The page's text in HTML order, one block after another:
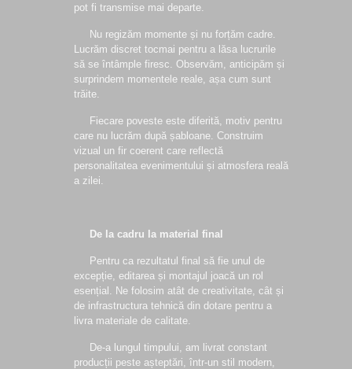
pot fi transmise mai departe.
Nu regizăm momente și nu forțăm cadre.
Lucrăm discret tocmai pentru a lăsa lucrurile
să se întâmple firesc. Observăm, anticipăm și
surprindem momentele reale, așa cum sunt
trăite.
Fiecare poveste este diferită, motiv pentru
care nu lucrăm după șabloane. Construim
vizual un fir coerent care reflectă
personalitatea evenimentului și atmosfera reală
a zilei.
De la cadru la material final
Pentru ca rezultatul final să fie unul de
excepție, editarea și montajul joacă un rol
esențial. Ne folosim atât de creativitate, cât și
de infrastructura tehnică din dotare pentru a
livra materiale de calitate.
De-a lungul timpului, am livrat constant
producții peste așteptări, într-un stil modern,